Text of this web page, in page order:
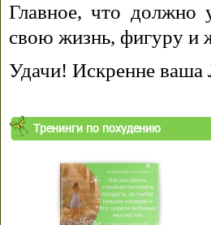
Главное, что должно
свою жизнь, фигуру и
Удачи! Искренне
Тренинги по похудению